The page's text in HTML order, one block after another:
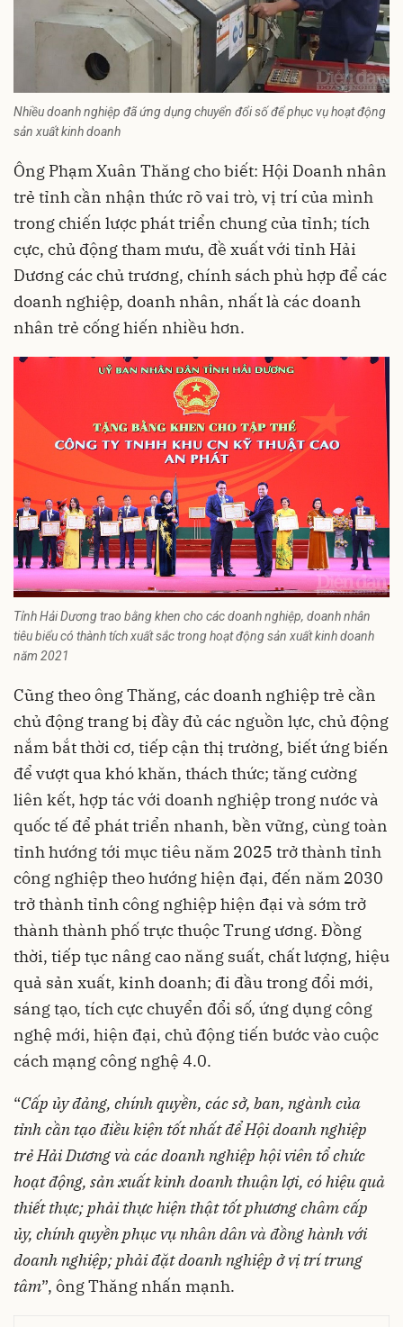
Nhiều doanh nghiệp đã ứng dụng chuyển đổi số để phục vụ hoạt động
sản xuất kinh doanh
Ông Phạm Xuân Thăng cho biết: Hội Doanh nhân
trẻ tỉnh cần nhận thức rõ vai trò, vị trí của mình
trong chiến lược phát triển chung của tỉnh; tích
cực, chủ động tham mưu, đề xuất với tỉnh Hải
Dương các chủ trương, chính sách phù hợp để các
doanh nghiệp, doanh nhân, nhất là các doanh
nhân trẻ cống hiến nhiều hơn.
Tỉnh Hải Dương trao bằng khen cho các doanh nghiệp, doanh nhân
tiêu biểu có thành tích xuất sắc trong hoạt động sản xuất kinh doanh
năm 2021
Cũng theo ông Thăng, các doanh nghiệp trẻ cần
chủ động trang bị đầy đủ các nguồn lực, chủ động
nắm bắt thời cơ, tiếp cận thị trường, biết ứng biến
để vượt qua khó khăn, thách thức; tăng cường
liên kết, hợp tác với doanh nghiệp trong nước và
quốc tế để phát triển nhanh, bền vững, cùng toàn
tỉnh hướng tới mục tiêu năm 2025 trở thành tỉnh
công nghiệp theo hướng hiện đại, đến năm 2030
trở thành tỉnh công nghiệp hiện đại và sớm trở
thành thành phố trực thuộc Trung ương. Đồng
thời, tiếp tục nâng cao năng suất, chất lượng, hiệu
quả sản xuất, kinh doanh; đi đầu trong đổi mới,
sáng tạo, tích cực chuyển đổi số, ứng dụng công
nghệ mới, hiện đại, chủ động tiến bước vào cuộc
cách mạng công nghệ 4.0.
“Cấp ủy đảng, chính quyền, các sở, ban, ngành của
tỉnh cần tạo điều kiện tốt nhất để Hội doanh nghiệp
trẻ Hải Dương và các doanh nghiệp hội viên tổ chức
hoạt động, sản xuất kinh doanh thuận lợi, có hiệu quả
thiết thực;phải thực hiện thật tốt phương châm cấp
ủy, chính quyền phục vụ nhân dân và đồng hành với
doanh nghiệp; phải đặt doanh nghiệp ở vị trí trung
tâm”, ông Thăng nhấn mạnh.